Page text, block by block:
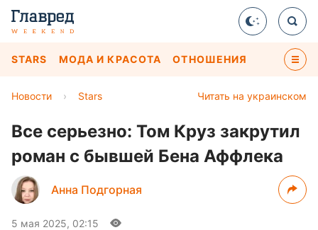
STARS МОДА И КРАСОТА ОТНОШЕНИЯ
Читать на украинском
Новости › Stars
Все серьезно: Том Круз закрутил
роман с бывшей Бена Аффлека
Анна Подгорная
5 мая 2025, 02:15